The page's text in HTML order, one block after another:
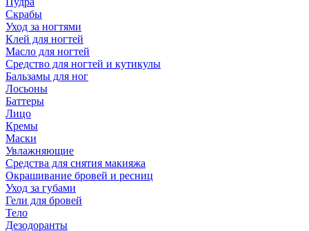
Скрабы
Уход за ногтями
Клей для ногтей
Масло для ногтей
Средство для ногтей и кутикулы
Бальзамы для ног
Лосьоны
Баттеры
Лицо
Кремы
Маски
Увлажняющие
Средства для снятия макияжа
Окрашивание бровей и ресниц
Уход за губами
Гели для бровей
Тело
Дезодоранты